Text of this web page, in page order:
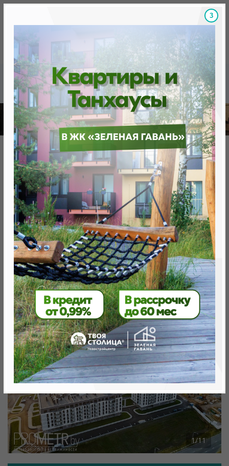
Скидки на новостройки, бонусы Готовые
Главная База новостроек Минска «Олимпик Парк»
Жилой комплекс «Олимпик
Парк»
нет в продаже
Минск, Центральный, ул.Тимирязева
Объект реализован
Смотреть видеообзор
1/11
2